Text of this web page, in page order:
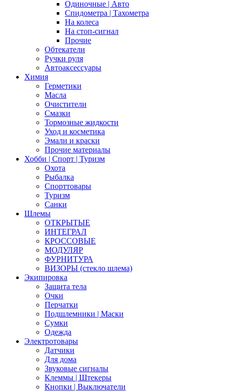
Одиночные | Авто
Спидометра | Тахометра
На колеса
На стоп-сигнал
Прочие
Обтекатели
Ручки руля
Автоаксессуары
Химия
Герметики
Масла
Очистители
Смазки
Тормозные жидкости
Уход и косметика
Эмали и краски
Прочие материалы
Хобби | Cпорт | Туризм
Охота
Рыбалка
Спорттовары
Туризм
Санки
Шлемы
ОТКРЫТЫЕ
ИНТЕГРАЛ
КРОССОВЫЕ
МОДУЛЯР
ФУРНИТУРА
ВИЗОРЫ (стекло шлема)
Экипировка
Защита тела
Очки
Перчатки
Подшлемники | Маски
Сумки
Одежда
Электротовары
Датчики
Для дома
Звуковые сигналы
Клеммы | Штекеры
Кнопки | Выключатели